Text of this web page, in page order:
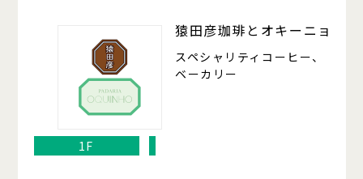
猿田彦珈琲とオキーニョ
スペシャリティコーヒー、
ベーカリー
1F